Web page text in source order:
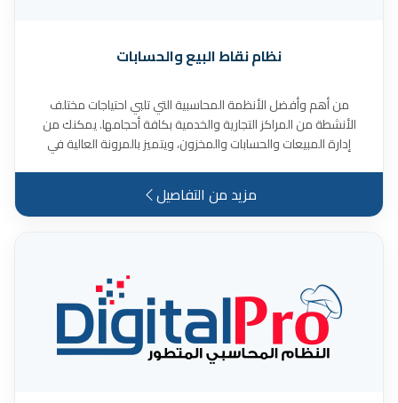
نظام نقاط البيع والحسابات
من أهم وأفضل الأنظمة المحاسبية التي تلبي احتياجات مختلف
الأنشطة من المراكز التجارية والخدمية بكافة أحجامها. يمكنك من
إدارة المبيعات والحسابات والمخزون، ويتميز بالمرونة العالية في
تساعد في اتخاذ القرارات التجارية، والكثير من المميزات الأخرى.
مزيد من التفاصيل